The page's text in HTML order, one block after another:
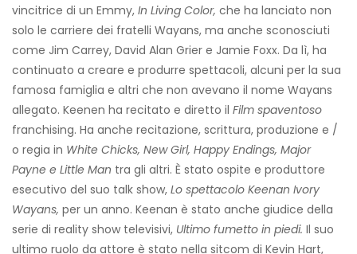
vincitrice di un Emmy, In Living Color, che ha lanciato non
solo le carriere dei fratelli Wayans, ma anche sconosciuti
come Jim Carrey, David Alan Grier e Jamie Foxx. Da lì, ha
continuato a creare e produrre spettacoli, alcuni per la sua
famosa famiglia e altri che non avevano il nome Wayans
allegato. Keenen ha recitato e diretto il Film spaventoso
franchising. Ha anche recitazione, scrittura, produzione e /
o regia in White Chicks, New Girl, Happy Endings, Major
Payne e Little Man tra gli altri. È stato ospite e produttore
esecutivo del suo talk show, Lo spettacolo Keenan Ivory
Wayans, per un anno. Keenan è stato anche giudice della
serie di reality show televisivi, Ultimo fumetto in piedi. Il suo
ultimo ruolo da attore è stato nella sitcom di Kevin Hart,